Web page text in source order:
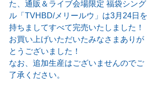
た、通販＆ライブ会場限定 福袋シング
ル「TVHBD/メリールウ」は3月24日を
持ちましてすべて完売いたしました！
お買い上げいただいたみなさまありが
とうございました！
なお、追加生産はございませんのでご
了承ください。